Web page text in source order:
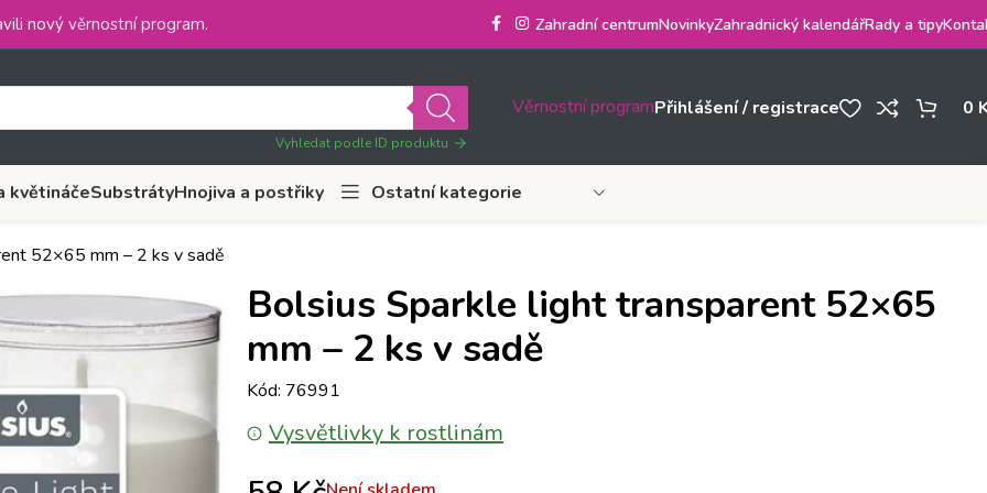
nový věrnostní program. Zahradní centrumNovinkyZahradnický kalendářRady a tipy
Vyhledat podle ID produktu
Věrnostní programPřihlášení / registrace 0
květináčeSubstrátyHnojiva a postřiky Ostatní kategorie
52×65 mm – 2 ks v sadě
Bolsius Sparkle light transparent 52×65
mm – 2 ks v sadě
Kód: 76991
Vysvětlivky k rostlinám